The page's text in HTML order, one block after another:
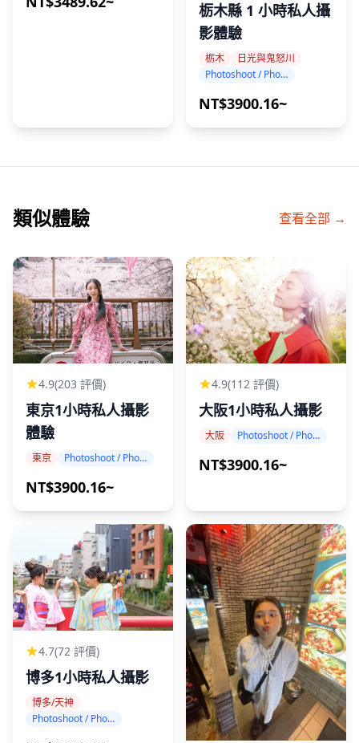
栃木縣 1 小時私人攝
影體驗
栃木
日光與鬼怒川
Photoshoot / Photo tour
NT$3900.16~
類似體驗 查看全部 →
4.9(203 評價)
東京1小時私人攝影
體驗
東京 Photoshoot / Photo tour
NT$3900.16~
4.9(112 評價)
大阪1小時私人攝影
大阪 Photoshoot / Photo tour
NT$3900.16~
4.7(72 評價)
博多1小時私人攝影
博多/天神
Photoshoot / Photo tour